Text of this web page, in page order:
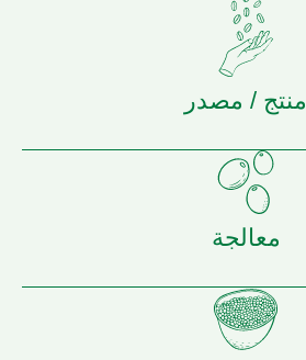
منتج / مصدر
معالجة